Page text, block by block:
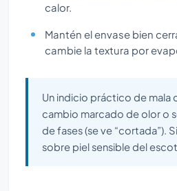
calor.
Mantén el envase bien
cambie la textura por
Un indicio práctico de mala
cambio marcado de olor o
de fases (se ve “cortada”).
sobre piel sensible del